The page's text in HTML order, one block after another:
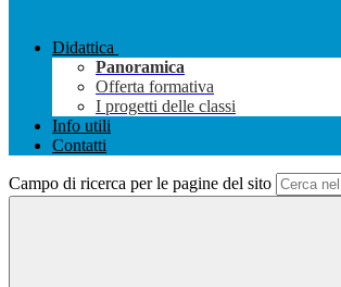
Didattica
Panoramica
Offerta formativa
I progetti delle classi
Info utili
Contatti
Campo di ricerca per le pagine del sito